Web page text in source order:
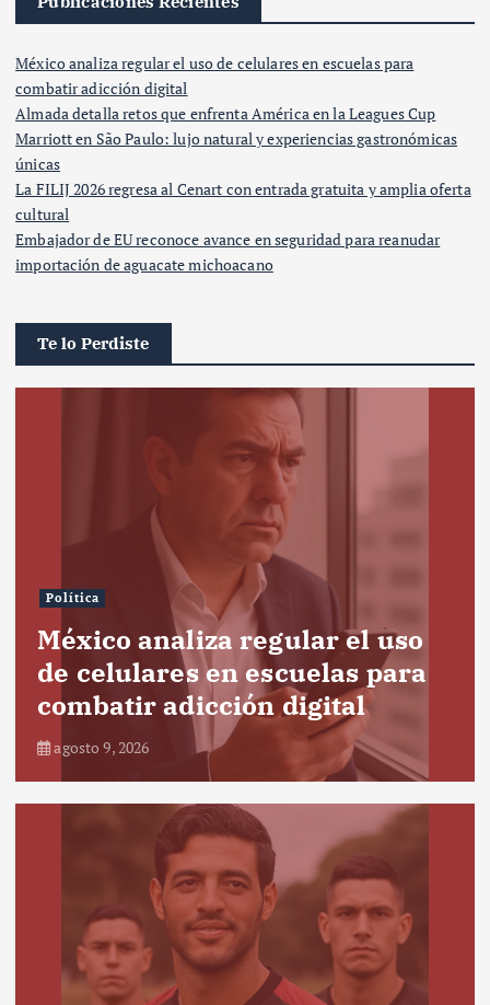
México analiza regular el uso de celulares en escuelas para
combatir adicción digital
Almada detalla retos que enfrenta América en la Leagues Cup
Marriott en São Paulo: lujo natural y experiencias gastronómicas
únicas
La FILIJ 2026 regresa al Cenart con entrada gratuita y amplia oferta
cultural
Embajador de EU reconoce avance en seguridad para reanudar
importación de aguacate michoacano
Te lo Perdiste
Política
México analiza regular el uso
de celulares en escuelas para
combatir adicción digital
agosto 9, 2026